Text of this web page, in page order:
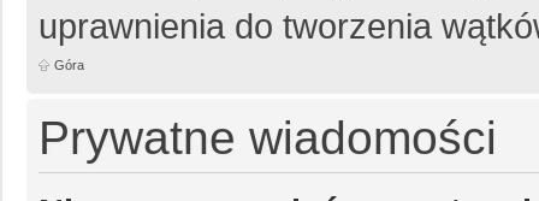
uprawnienia do tworzenia
Góra
Prywatne wiadomości